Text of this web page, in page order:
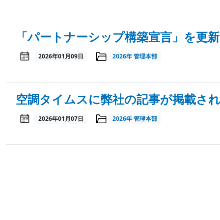
「パートナーシップ構築宣言」を更
2026年01月09日 2026年管理本部
空調タイムスに弊社の記事が掲載さ
2026年01月07日 2026年管理本部